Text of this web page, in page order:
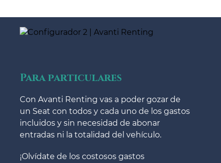
Para particulares
Con Avanti Renting vas a poder gozar de
un Seat con todos y cada uno de los gastos
incluidos y sin necesidad de abonar
entradas ni la totalidad del vehículo.
¡Olvídate de los costosos gastos